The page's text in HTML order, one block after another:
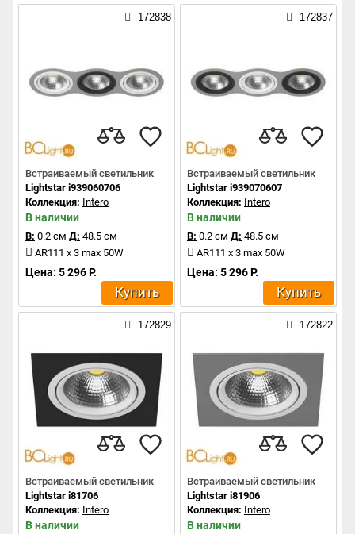
172838
Встраиваемый светильник
Lightstar i939060706
Коллекция: Intero
В наличии
В: 0.2 см Д: 48.5 см
AR111 x 3 max 50W
Цена: 5 296 Р.
Купить
172837
Встраиваемый светильник
Lightstar i939070607
Коллекция: Intero
В наличии
В: 0.2 см Д: 48.5 см
AR111 x 3 max 50W
Цена: 5 296 Р.
Купить
172829
Встраиваемый светильник
Lightstar i81706
Коллекция: Intero
В наличии
172822
Встраиваемый светильник
Lightstar i81906
Коллекция: Intero
В наличии